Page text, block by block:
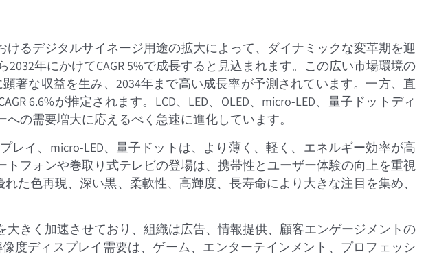
るデジタルサイネージ用途の拡大によって、ダイナミックな変革期を迎
年にかけてCAGR 5%で成長すると見込まれます。この広い市場環境の
著な収益を生み、2034年まで高い成長率が予測されています。一方、直
6.6%が推定されます。LCD、LED、OLED、micro-LED、量子ドットディ
の需要増大に応えるべく急速に進化しています。
イ、micro-LED、量子ドットは、より薄く、軽く、エネルギー効率が高
フォンや巻取り式テレビの登場は、携帯性とユーザー体験の向上を重視
た色再現、深い黒、柔軟性、高輝度、長寿命により大きな注目を集め、
きく加速させており、組織は広告、情報提供、顧客エンゲージメントの
度ディスプレイ需要は、ゲーム、エンターテインメント、プロフェッシ